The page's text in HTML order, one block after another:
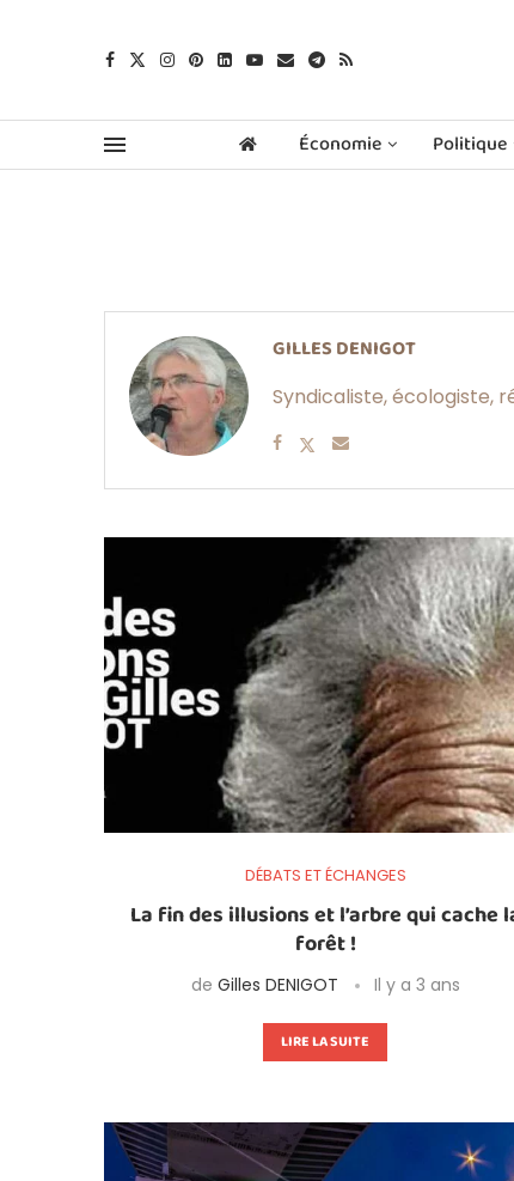
Économie Politique
GILLES DENIGOT
Syndicaliste, écologiste,
DÉBATS ET ÉCHANGES
La fin des illusions et l’arbre qui cache
forêt !
de Gilles DENIGOT Il y a 3 ans
LIRE LA SUITE